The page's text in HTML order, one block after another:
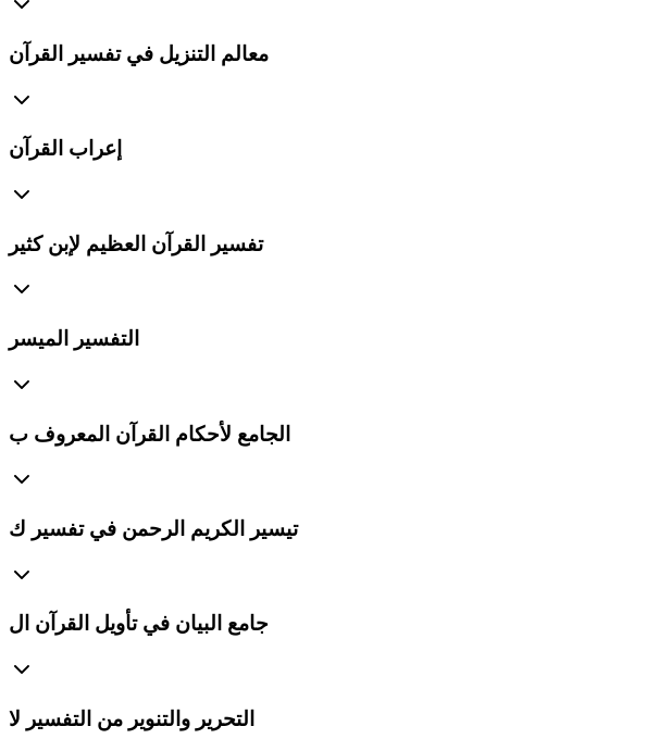
معالم التنزيل في تفسير القرآن
إعراب القرآن
تفسير القرآن العظيم لإبن كثير
التفسير الميسر
الجامع لأحكام القرآن المعروف ب
تيسير الكريم الرحمن في تفسير ك
جامع البيان في تأويل القرآن ال
التحرير والتنوير من التفسير لا